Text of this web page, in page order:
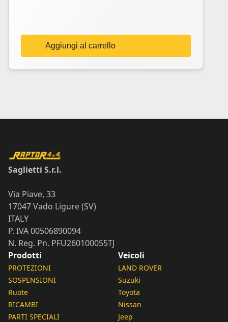
Aggiungi al carrello
Saglietti S.r.l.
Via Piave, 33
17047 Vado Ligure (SV)
ITALY
P. IVA 00506890094
N. Reg. Pn. PFU260100055TJ
Prodotti
PROTEZIONI
SOSPENSIONI
Ruote
RICAMBI
PARTI SPECIALI
Veicoli
LAND ROVER
Suzuki
Toyota
Nissan
Jeep